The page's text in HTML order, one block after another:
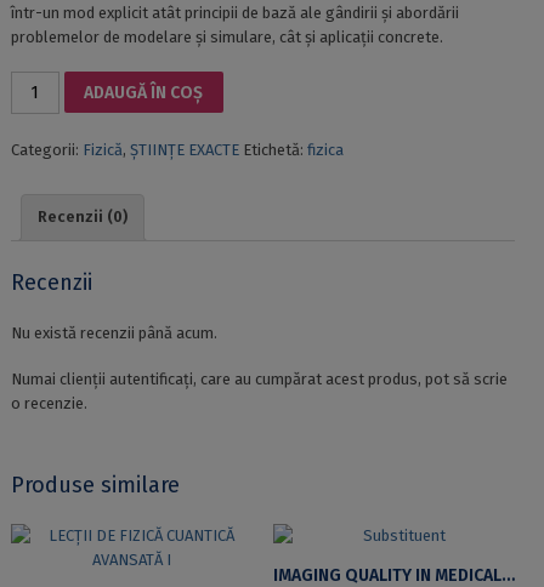
într-un mod explicit atât principii de bază ale gândirii și abordării
problemelor de modelare și simulare, cât și aplicații concrete.
Cantitate
SIMULARE.
OSPL
ADAUGĂ ÎN COȘ
Categorii: Fizică, ȘTIINȚE EXACTE Etichetă: fizica
Recenzii (0)
Recenzii
Nu există recenzii până acum.
Numai clienții autentificați, care au cumpărat acest produs, pot să scrie
o recenzie.
Produse similare
IMAGING QUALITY IN MEDICAL PHYSICS